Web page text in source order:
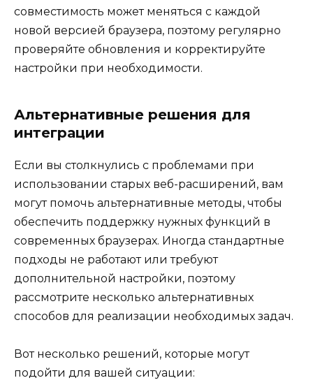
совместимость может меняться с каждой
новой версией браузера, поэтому регулярно
проверяйте обновления и корректируйте
настройки при необходимости.
Альтернативные решения для
интеграции
Если вы столкнулись с проблемами при
использовании старых веб-расширений, вам
могут помочь альтернативные методы, чтобы
обеспечить поддержку нужных функций в
современных браузерах. Иногда стандартные
подходы не работают или требуют
дополнительной настройки, поэтому
рассмотрите несколько альтернативных
способов для реализации необходимых задач.
Вот несколько решений, которые могут
подойти для вашей ситуации: